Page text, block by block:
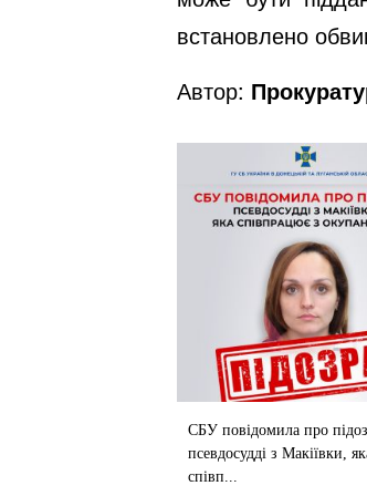
встановлено
Автор:
СБУ повідомила про
псевдосудді з Макіївки,
співп...